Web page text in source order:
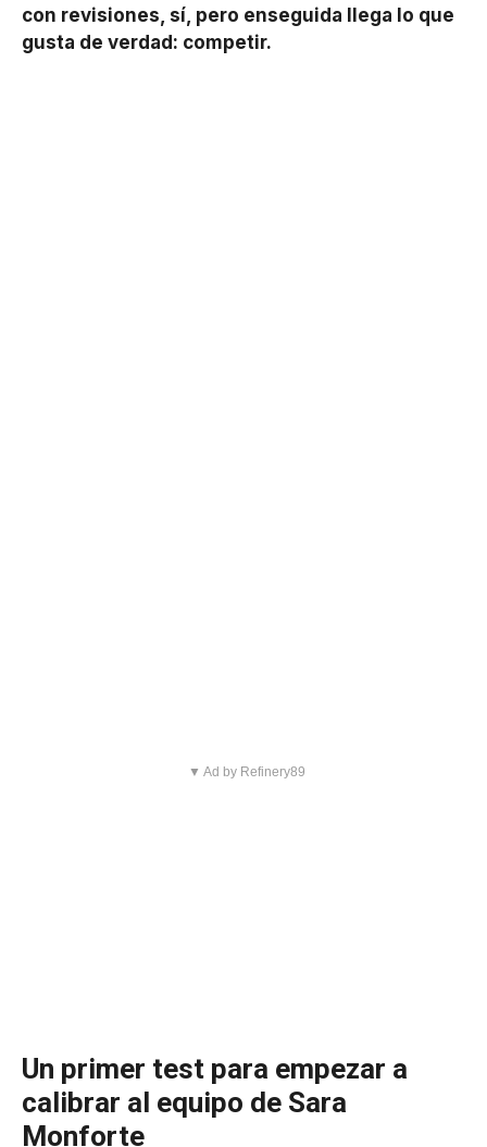
con revisiones, sí, pero enseguida llega lo que
gusta de verdad: competir.
▼ Ad by Refinery89
Un primer test para empezar a
calibrar al equipo de Sara
Monforte